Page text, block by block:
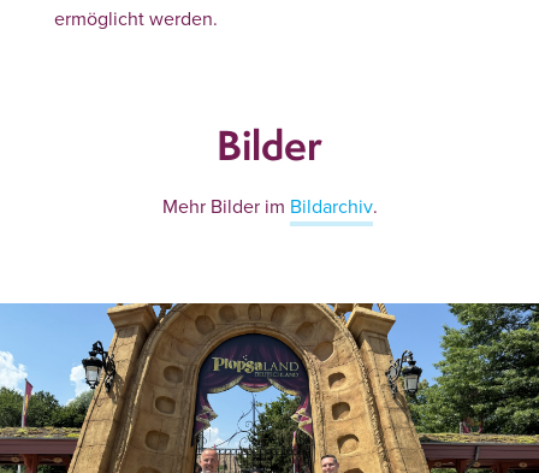
ermöglicht werden.
Bilder
Mehr Bilder im Bildarchiv.